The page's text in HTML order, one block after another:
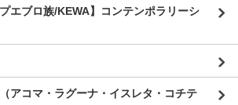
エブロ族/KEWA】コンテンポラリーシ
アコマ・ラグーナ・イスレタ・コチテ